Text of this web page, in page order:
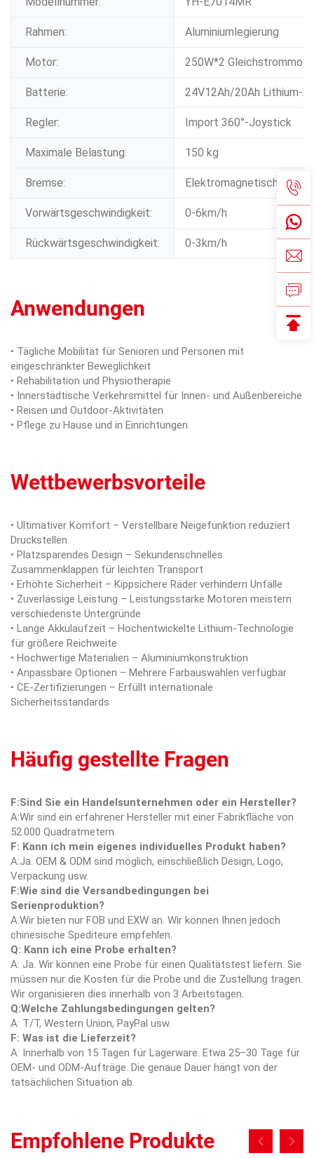
Rahmen: Aluminiumlegierung
Motor: 250W*2
Batterie: 24V12Ah/20Ah Lithium-
Regler: Import 360°-Joystick
Maximale Belastung: 150 kg
Bremse: Elektromagnetische
Vorwärtsgeschwindigkeit: 0-6km/h
Rückwärtsgeschwindigkeit: 0-3km/h
Anwendungen
• Tägliche Mobilität für Senioren und Personen mit
eingeschränkter Beweglichkeit
• Rehabilitation und Physiotherapie
• Innerstädtische Verkehrsmittel für Innen- und Außenbereiche
• Reisen und Outdoor-Aktivitäten
• Pflege zu Hause und in Einrichtungen
Wettbewerbsvorteile
• Ultimativer Komfort – Verstellbare Neigefunktion reduziert
Druckstellen
• Platzsparendes Design – Sekundenschnelles
Zusammenklappen für leichten Transport
• Erhöhte Sicherheit – Kippsichere Räder verhindern Unfälle
• Zuverlässige Leistung – Leistungsstarke Motoren meistern
verschiedenste Untergründe
• Lange Akkulaufzeit – Hochentwickelte Lithium-Technologie
für größere Reichweite
• Hochwertige Materialien – Aluminiumkonstruktion
• Anpassbare Optionen – Mehrere Farbauswahlen verfügbar
• CE-Zertifizierungen – Erfüllt internationale
Sicherheitsstandards
Häufig gestellte Fragen
F:Sind Sie ein Handelsunternehmen oder ein Hersteller?
A:Wir sind ein erfahrener Hersteller mit einer Fabrikfläche von
52.000 Quadratmetern.
F: Kann ich mein eigenes individuelles Produkt haben?
A:Ja. OEM & ODM sind möglich, einschließlich Design, Logo,
Verpackung usw.
F:Wie sind die Versandbedingungen bei
Serienproduktion?
A:Wir bieten nur FOB und EXW an. Wir können Ihnen jedoch
chinesische Spediteure empfehlen.
Q: Kann ich eine Probe erhalten?
A: Ja. Wir können eine Probe für einen Qualitätstest liefern. Sie
müssen nur die Kosten für die Probe und die Zustellung tragen.
Wir organisieren dies innerhalb von 3 Arbeitstagen.
Q:Welche Zahlungsbedingungen gelten?
A: T/T, Western Union, PayPal usw.
F: Was ist die Lieferzeit?
A: Innerhalb von 15 Tagen für Lagerware. Etwa 25–30 Tage für
OEM- und ODM-Aufträge. Die genaue Dauer hängt von der
tatsächlichen Situation ab.
Empfohlene Produkte